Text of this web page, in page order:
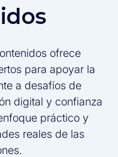
ofrece
para apoyar la
a desafíos de
digital y confianza
práctico y
reales de las